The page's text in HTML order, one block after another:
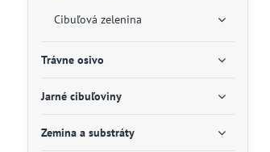
Cibuľová zelenina
Trávne osivo
Jarné cibuľoviny
Zemina a substráty